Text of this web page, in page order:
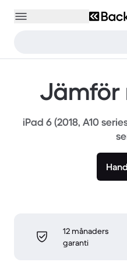
Jämför
iPad 6 (2018, A10
12 månaders
garanti